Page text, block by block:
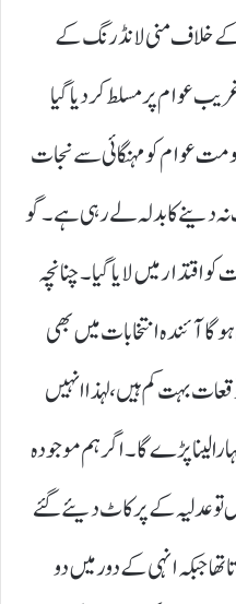
خلاف منی لانڈرنگ کے
عوام پر مسلط کر دیا گیا
عوام کو مہنگائی سے نجات
نہ دینے کا بدلہ لے رہی ہے۔ گو
کو اقتدار میں لایا گیا۔ چنانچہ
آئندہ انتخابات میں بھی
بہت کم ہیں، لہذا انہیں
میں بھی فارم 47کا سہارا لینا پڑے گا۔ اگر ہم موجودہ
عدلیہ کے پر کاٹ دیئے گئے
جبکہ انہی کے دور میں دو